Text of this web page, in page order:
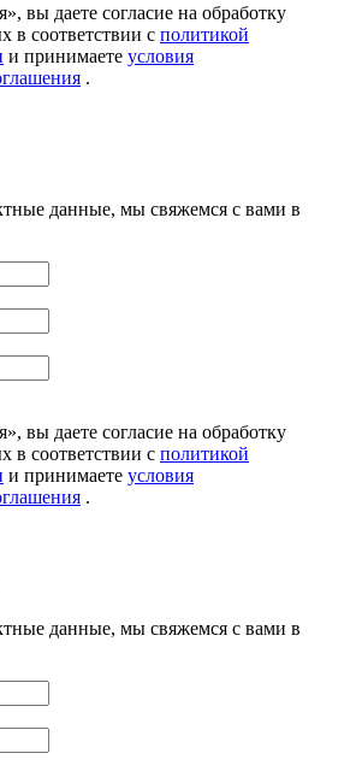
вы даете согласие на обработку
в соответствии с политикой
и принимаете условия
.
данные, мы свяжемся с вами в
вы даете согласие на обработку
в соответствии с политикой
и принимаете условия
.
данные, мы свяжемся с вами в